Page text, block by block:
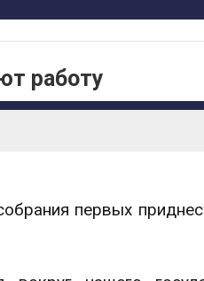
работу
первых